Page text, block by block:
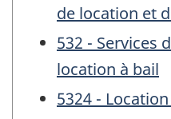
de location et
532 - Services
location à bail
5324 -